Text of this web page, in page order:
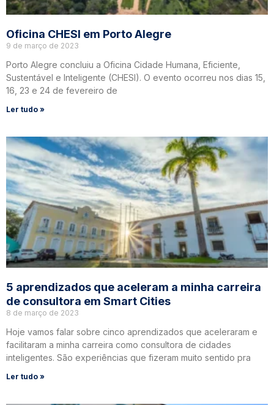
Oficina CHESI em Porto Alegre
9 de março de 2023
Porto Alegre concluiu a Oficina Cidade Humana, Eficiente,
Sustentável e Inteligente (CHESI). O evento ocorreu nos dias 15,
16, 23 e 24 de fevereiro de
Ler tudo »
5 aprendizados que aceleram a minha carreira
de consultora em Smart Cities
8 de março de 2023
Hoje vamos falar sobre cinco aprendizados que aceleraram e
facilitaram a minha carreira como consultora de cidades
inteligentes. São experiências que fizeram muito sentido pra
Ler tudo »